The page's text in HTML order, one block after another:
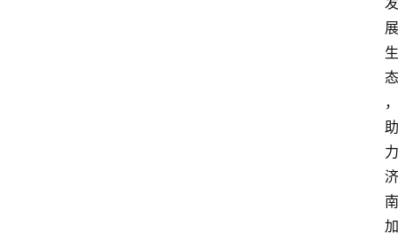
展
生
态
，
助
力
济
南
加